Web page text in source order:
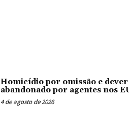
Homicídio por omissão e
abandonado por agentes nos
4 de agosto de 2026